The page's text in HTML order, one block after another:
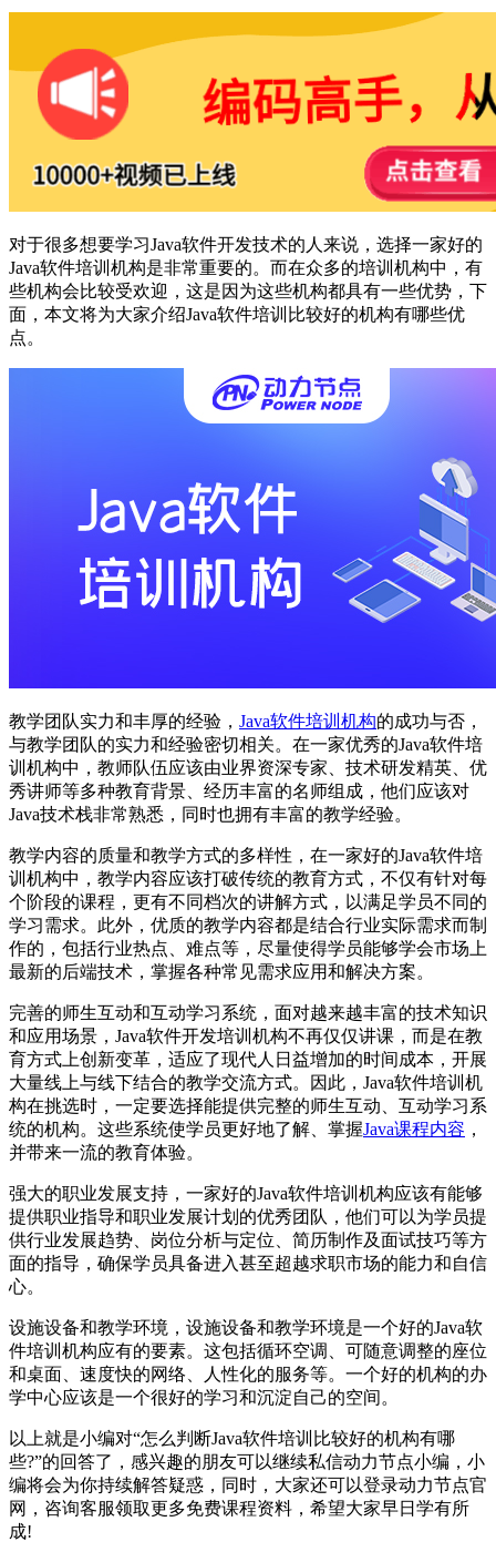
对于很多想要学习Java软件开发技术的人来说，选择一家好的
Java软件培训机构是非常重要的。而在众多的培训机构中，有
些机构会比较受欢迎，这是因为这些机构都具有一些优势，下
面，本文将为大家介绍Java软件培训比较好的机构有哪些优
点。
教学团队实力和丰厚的经验， Java软件培训机构的成功与否，
与教学团队的实力和经验密切相关。在一家优秀的Java软件培
训机构中，教师队伍应该由业界资深专家、技术研发精英、优
秀讲师等多种教育背景、经历丰富的名师组成，他们应该对
Java技术栈非常熟悉，同时也拥有丰富的教学经验。
教学内容的质量和教学方式的多样性，在一家好的Java软件培
训机构中，教学内容应该打破传统的教育方式，不仅有针对每
个阶段的课程，更有不同档次的讲解方式，以满足学员不同的
学习需求。此外，优质的教学内容都是结合行业实际需求而制
作的，包括行业热点、难点等，尽量使得学员能够学会市场上
最新的后端技术，掌握各种常见需求应用和解决方案。
完善的师生互动和互动学习系统，面对越来越丰富的技术知识
和应用场景，Java软件开发培训机构不再仅仅讲课，而是在教
育方式上创新变革，适应了现代人日益增加的时间成本，开展
大量线上与线下结合的教学交流方式。因此，Java软件培训机
构在挑选时，一定要选择能提供完整的师生互动、互动学习系
统的机构。这些系统使学员更好地了解、掌握Java课程内容 ，
并带来一流的教育体验。
强大的职业发展支持，一家好的Java软件培训机构应该有能够
提供职业指导和职业发展计划的优秀团队，他们可以为学员提
供行业发展趋势、岗位分析与定位、简历制作及面试技巧等方
面的指导，确保学员具备进入甚至超越求职市场的能力和自信
心。
设施设备和教学环境，设施设备和教学环境是一个好的Java软
件培训机构应有的要素。这包括循环空调、可随意调整的座位
和桌面、速度快的网络、人性化的服务等。一个好的机构的办
学中心应该是一个很好的学习和沉淀自己的空间。
以上就是小编对“怎么判断Java软件培训比较好的机构有哪
些?”的回答了，感兴趣的朋友可以继续私信动力节点小编，小
编将会为你持续解答疑惑，同时，大家还可以登录动力节点官
网，咨询客服领取更多免费课程资料，希望大家早日学有所
成!